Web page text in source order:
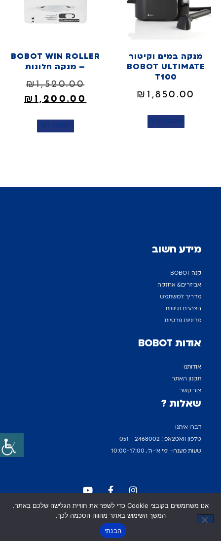
מנקה במים וקיטור
BOBOT ULTIMATE
T100
₪ 1,850.00
הוספה לסל
BOBOT WIN ROLLER
– מנקה חלונות
₪1,520.00
₪ 1,200.00
הוספה לסל
מידע חשוב
קנה BOBOT
אביזרים& אחזקה
מדריך למשתמש
הצהרת נגישות
מדיניות פרטיות
אודות BOBOT
אודותנו
תקנון האתר
צור קשר
שאלות ?
דברו איתנו
טלפון וואטצאפ : 2468002 - 051
שעות מענה- ימי א'-ה', 10:00-17:00
© 2022 BOBOT Israel כל הזכויות שמורות. התמונות באתר
להמחשה בלבד ט.ל.ח
אנו משתמשים בקובצי Cookie כדי לשפר את חוויית הגלישה שלכם באתר.
המשך השימוש באתר מהווה הסכמה לכך.
הבנתי
שירות ומכירות